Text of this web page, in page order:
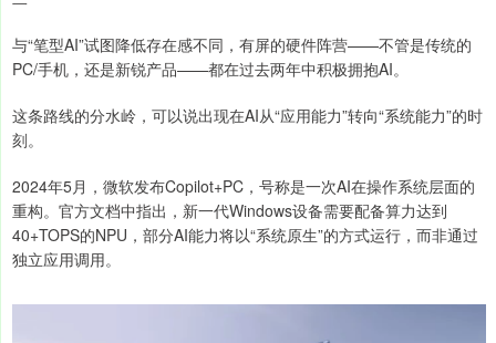
与“笔型AI”试图降低存在感不同，有屏的硬件阵营——不管是传统的
PC/手机，还是新锐产品——都在过去两年中积极拥抱AI。
这条路线的分水岭，可以说出现在AI从“应用能力”转向“系统能力”的时
刻。
2024年5月，微软发布Copilot+PC，号称是一次AI在操作系统层面的
重构。官方文档中指出，新一代Windows设备需要配备算力达到
40+TOPS的NPU，部分AI能力将以“系统原生”的方式运行，而非通过
独立应用调用。